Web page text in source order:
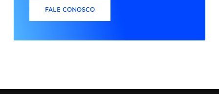
FALE CONOSCO